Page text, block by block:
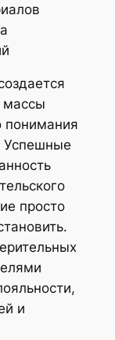
массы
понимания
Успешные
просто
и